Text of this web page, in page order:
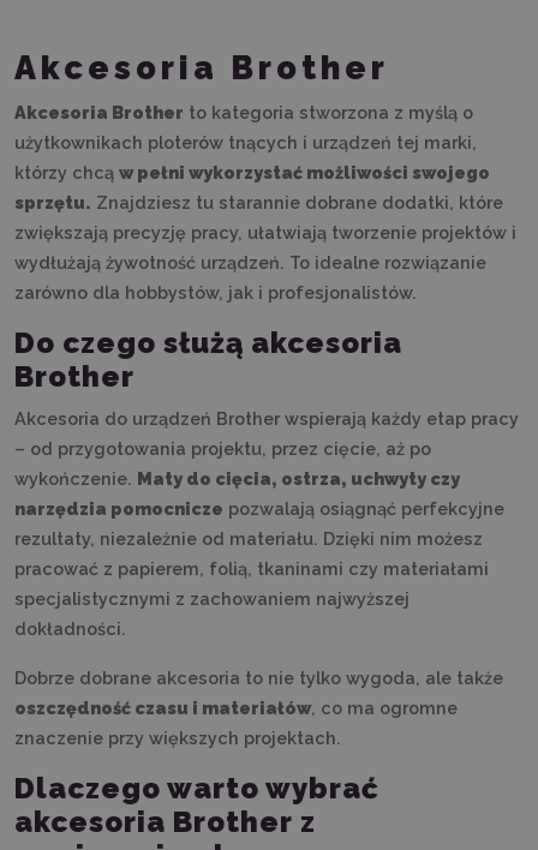
Akcesoria Brother
Akcesoria Brother to kategoria stworzona z myślą o
użytkownikach ploterów tnących i urządzeń tej marki,
którzy chcą w pełni wykorzystać możliwości swojego
sprzętu. Znajdziesz tu starannie dobrane dodatki, które
zwiększają precyzję pracy, ułatwiają tworzenie projektów i
wydłużają żywotność urządzeń. To idealne rozwiązanie
zarówno dla hobbystów, jak i profesjonalistów.
Do czego służą akcesoria
Brother
Akcesoria do urządzeń Brother wspierają każdy etap pracy
– od przygotowania projektu, przez cięcie, aż po
wykończenie. Maty do cięcia, ostrza, uchwyty czy
narzędzia pomocnicze pozwalają osiągnąć perfekcyjne
rezultaty, niezależnie od materiału. Dzięki nim możesz
pracować z papierem, folią, tkaninami czy materiałami
specjalistycznymi z zachowaniem najwyższej
dokładności.
Dobrze dobrane akcesoria to nie tylko wygoda, ale także
oszczędność czasu i materiałów, co ma ogromne
znaczenie przy większych projektach.
Dlaczego warto wybrać
akcesoria Brother z